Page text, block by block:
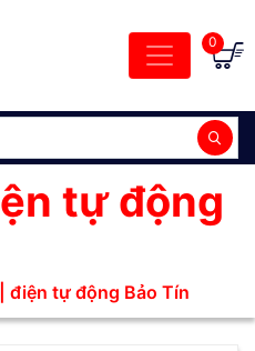
0
tự động
điện tự động Bảo Tín